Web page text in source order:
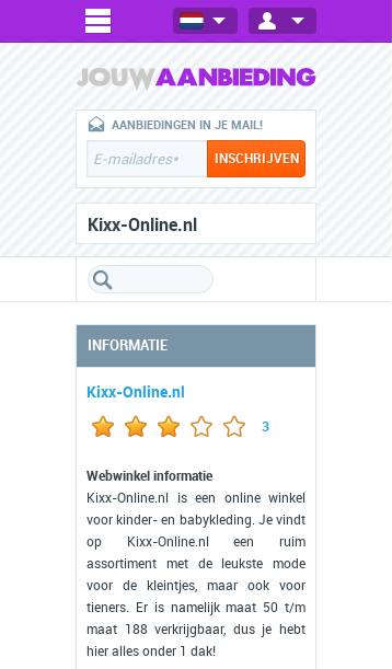
AANBIEDINGEN IN JE MAIL!
Kixx-Online.nl
INFORMATIE
Kixx-Online.nl
3
Webwinkel informatie
Kixx-Online.nl is een online winkel
voor kinder- en babykleding. Je vindt
op Kixx-Online.nl een ruim
assortiment met de leukste mode
voor de kleintjes, maar ook voor
tieners. Er is namelijk maat 50 t/m
maat 188 verkrijgbaar, dus je hebt
hier alles onder 1 dak!